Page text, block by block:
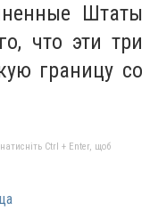
Штаты
что эти три
границу со
Ctrl + Enter, щоб